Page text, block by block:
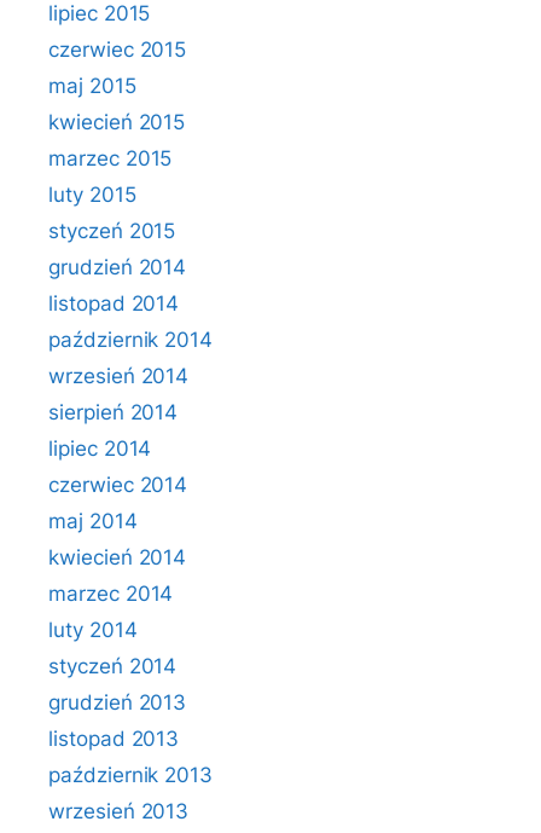
lipiec 2015
czerwiec 2015
maj 2015
kwiecień 2015
marzec 2015
luty 2015
styczeń 2015
grudzień 2014
listopad 2014
październik 2014
wrzesień 2014
sierpień 2014
lipiec 2014
czerwiec 2014
maj 2014
kwiecień 2014
marzec 2014
luty 2014
styczeń 2014
grudzień 2013
listopad 2013
październik 2013
wrzesień 2013